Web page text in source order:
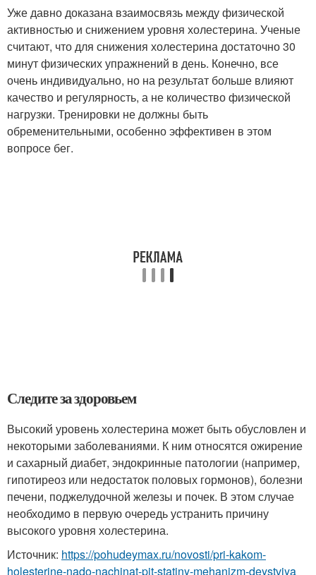
Уже давно доказана взаимосвязь между физической
активностью и снижением уровня холестерина. Ученые
считают, что для снижения холестерина достаточно 30
минут физических упражнений в день. Конечно, все
очень индивидуально, но на результат больше влияют
качество и регулярность, а не количество физической
нагрузки. Тренировки не должны быть
обременительными, особенно эффективен в этом
вопросе бег.
Следите за здоровьем
Высокий уровень холестерина может быть обусловлен и
некоторыми заболеваниями. К ним относятся ожирение
и сахарный диабет, эндокринные патологии (например,
гипотиреоз или недостаток половых гормонов), болезни
печени, поджелудочной железы и почек. В этом случае
необходимо в первую очередь устранить причину
высокого уровня холестерина.
Источник: https://pohudeymax.ru/novosti/pri-kakom-
holesterine-nado-nachinat-pit-statiny-mehanizm-deystviya